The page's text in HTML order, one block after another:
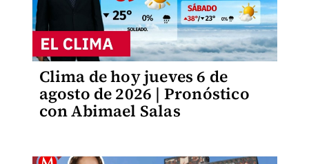
Clima de hoy jueves 6 de
agosto de 2026 | Pronóstico
con Abimael Salas